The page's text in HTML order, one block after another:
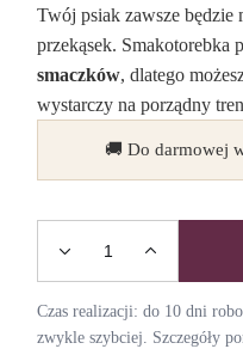
Twój psiak zawsze będzie
przekąsek. Smakotorebka
smaczków, dlatego
wystarczy na porządny
🚚 Do darmowej
Smakotorebka
Czas realizacji: do 10 dni
zwykle szybciej. Szczegóły